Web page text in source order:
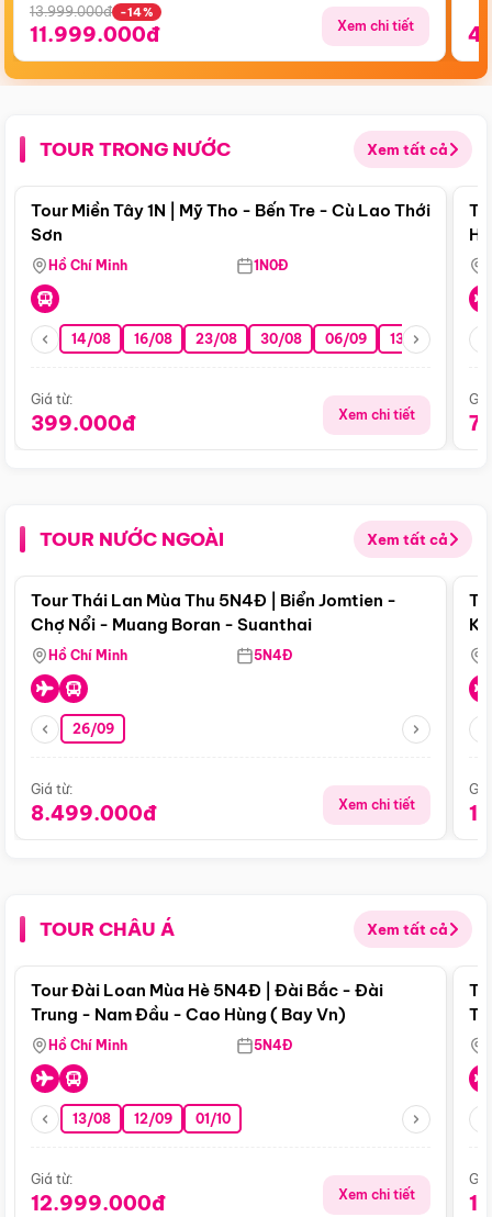
13.999.000đ -14%
11.999.000đ Xem chi tiết
TOUR TRONG NƯỚC Xem tất cả
Điểm nổi bật
Tour Miền Tây 1N | Mỹ Tho - Bến Tre - Cù Lao Thới
Sơn
Hồ Chí Minh 1N0Đ
14/08 16/08 23/08 30/08 06/09 13/09 20/09
Giá từ:
399.000đ Xem chi tiết
TOUR NƯỚC NGOÀI Xem tất cả
Điểm nổi bật
Tour Thái Lan Mùa Thu 5N4Đ | Biển Jomtien -
Chợ Nổi - Muang Boran - Suanthai
Hồ Chí Minh 5N4Đ
26/09
Giá từ:
8.499.000đ Xem chi tiết
TOUR CHÂU Á Xem tất cả
Điểm nổi bật
Tour Đài Loan Mùa Hè 5N4Đ | Đài Bắc - Đài
Trung - Nam Đầu - Cao Hùng ( Bay Vn)
Hồ Chí Minh 5N4Đ
13/08 12/09 01/10
Giá từ:
12.999.000đ Xem chi tiết